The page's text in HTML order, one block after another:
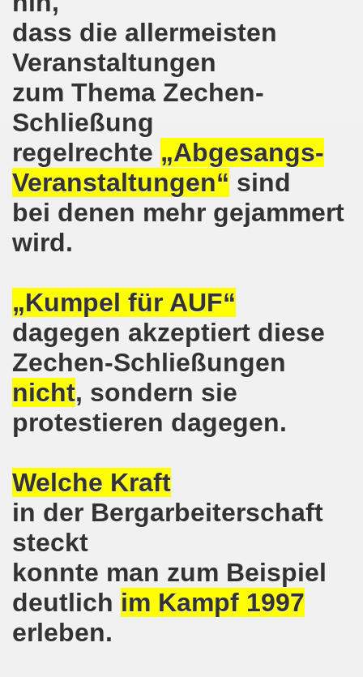
dass die allermeisten
Veranstaltungen
zum Thema Zechen-
Schließung
regelrechte „Abgesangs-
Veranstaltungen“ sind
bei denen mehr gejammert
wird.
„Kumpel für AUF“
dagegen akzeptiert diese
Zechen-Schließungen
nicht, sondern sie
protestieren dagegen.
Welche Kraft
in der Bergarbeiterschaft
steckt
konnte man zum Beispiel
deutlich im Kampf 1997
erleben.
protestiert und demonstriert am 14.10.2019:
auf der 16. bundesweiten Herbstdemo-
Herbstdemonstration am 03. Oktober 2019 in
am 03. Oktober 2019 in Erfurt
Bewegung am 09.09.2019 erklärt Dietrich Keil aus
am 09.09.2019 in Gelsenkirchen
findet am 03.10.2019 in Erfurt statt!
Bewegung steigt am 12.08.2019!
in Gelsenkirchen: Die Entlassungen im
diskutierte am 13.05.2019 mit Europawahl-
der Bergleute und ihrer Familien am 17.06.2019 und
diskutiert am 13.05.2019 mit Europawahl-
Bewegung am 11.03.2019 mahnt an Folgen von
am 11.03.2019 solidarisch mit Kollegen in
am 11.03.2019 im Zeichen des
am 11.02.2019 protestiert und demonstriert
am 11.02.2019 - antifaschistische Demonstration